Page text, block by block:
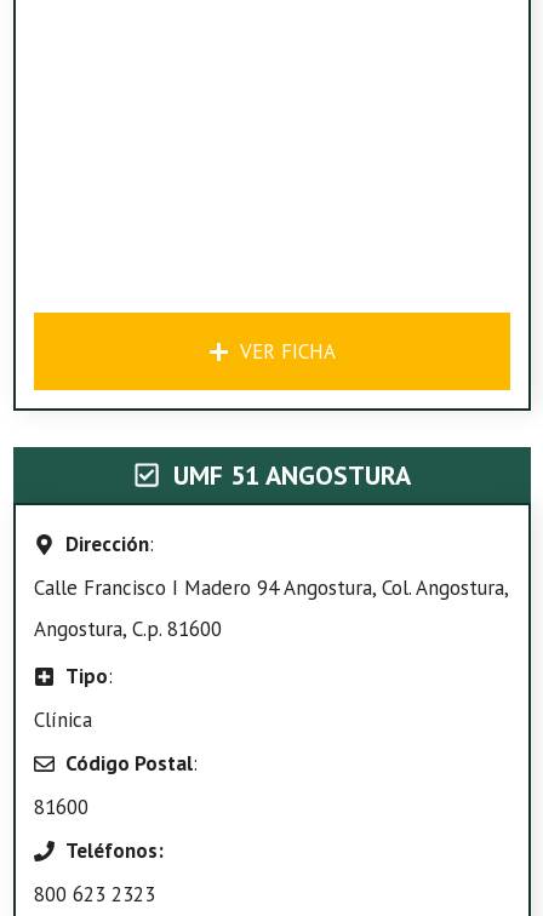
VER FICHA
UMF 51 ANGOSTURA
Dirección:
Calle Francisco I Madero 94 Angostura, Col. Angostura,
Angostura, C.p. 81600
Tipo:
Clínica
Código Postal:
81600
Teléfonos:
800 623 2323